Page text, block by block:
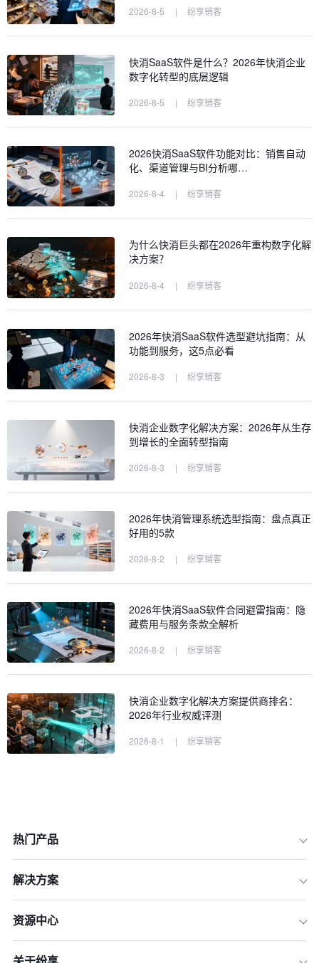
2026-8-5 | 纷享销客
快消SaaS软件是什么？2026年快消企业
数字化转型的底层逻辑
2026-8-5 | 纷享销客
2026快消SaaS软件功能对比：销售自动
化、渠道管理与BI分析哪…
2026-8-4 | 纷享销客
为什么快消巨头都在2026年重构数字化解
决方案？
2026-8-4 | 纷享销客
2026年快消SaaS软件选型避坑指南：从
功能到服务，这5点必看
2026-8-3 | 纷享销客
快消企业数字化解决方案：2026年从生存
到增长的全面转型指南
2026-8-3 | 纷享销客
2026年快消管理系统选型指南：盘点真正
好用的5款
2026-8-2 | 纷享销客
2026年快消SaaS软件合同避雷指南：隐
藏费用与服务条款全解析
2026-8-2 | 纷享销客
快消企业数字化解决方案提供商排名：
2026年行业权威评测
2026-8-1 | 纷享销客
热门产品
解决方案
资源中心